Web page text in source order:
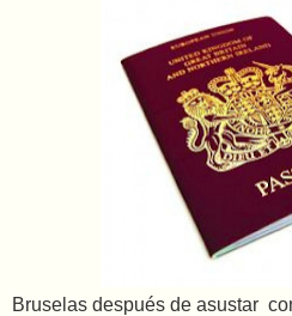
Bruselas después de asustar